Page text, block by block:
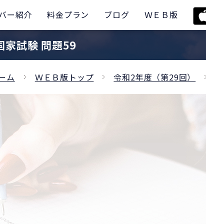
ー紹介 料金プラン ブログ ＷＥＢ版
家試験 問題59
ム ＷＥＢ版トップ 令和2年度（第29回）